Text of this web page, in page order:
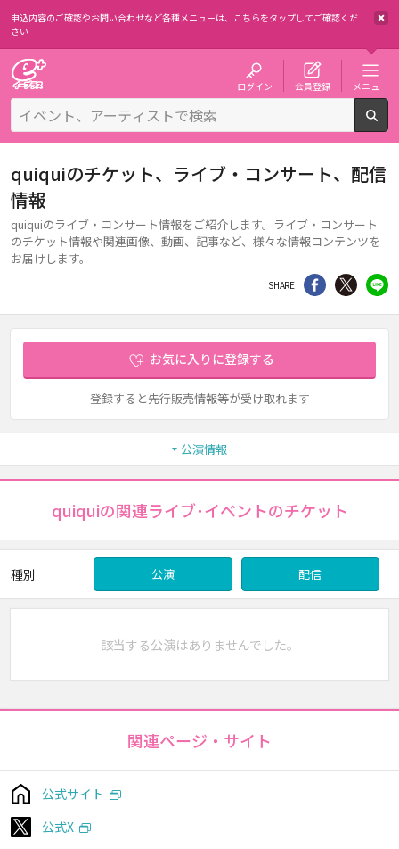
申込内容のご確認やお問い合わせなど各種メニューは、 こちらをタップしてご確認くだ
さい
ログイン 会員登録 メニュー
quiquiのチケット、ライブ・コンサート、配信
情報
quiquiのライブ・コンサート情報をご紹介します。ライブ・コンサート
のチケット情報や関連画像、動画、記事など、様々な情報コンテンツを
お届けします。
SHARE シェア Twitter
お気に入りに登録する
登録すると先行販売情報等が受け取れます
公演情報
quiquiの関連ライブ･イベントのチケット
種別 公演 配信
該当する公演はありませんでした。
関連ページ・サイト
公式サイト
公式X